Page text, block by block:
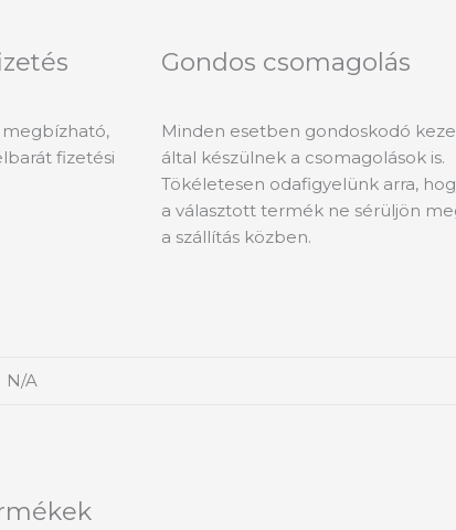
fizetési
Gondos csomagolás
Minden esetben gondoskodó
által készülnek a csomagolások is.
Tökéletesen odafigyelünk arra,
a választott termék ne sérüljön
a szállítás közben.
N/A